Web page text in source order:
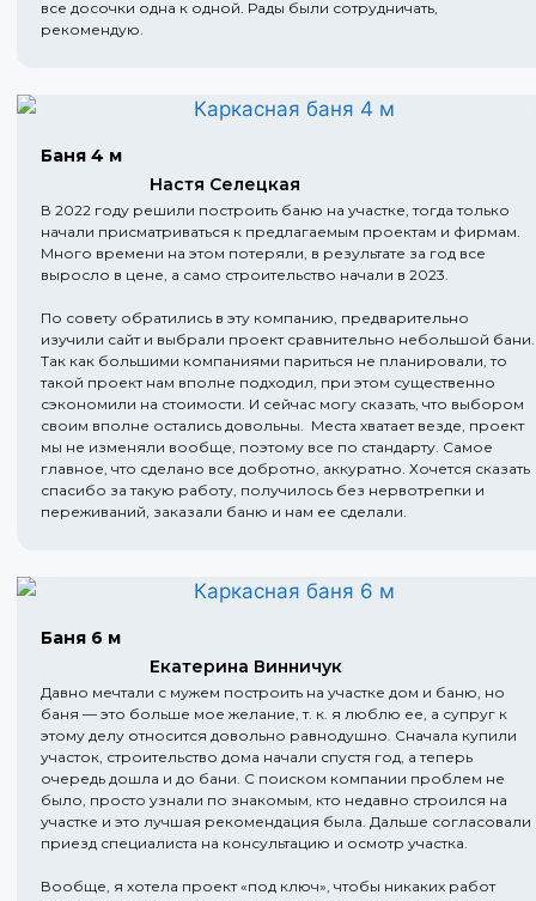
все досочки одна к одной. Рады были сотрудничать,
рекомендую.
Баня 4 м
Настя Селецкая
В 2022 году решили построить баню на участке, тогда только
начали присматриваться к предлагаемым проектам и фирмам.
Много времени на этом потеряли, в результате за год все
выросло в цене, а само строительство начали в 2023.
По совету обратились в эту компанию, предварительно
изучили сайт и выбрали проект сравнительно небольшой бани.
Так как большими компаниями париться не планировали, то
такой проект нам вполне подходил, при этом существенно
сэкономили на стоимости. И сейчас могу сказать, что выбором
своим вполне остались довольны. Места хватает везде, проект
мы не изменяли вообще, поэтому все по стандарту. Самое
главное, что сделано все добротно, аккуратно. Хочется сказать
спасибо за такую работу, получилось без нервотрепки и
переживаний, заказали баню и нам ее сделали.
Баня 6 м
Екатерина Винничук
Давно мечтали с мужем построить на участке дом и баню, но
баня — это больше мое желание, т. к. я люблю ее, а супруг к
этому делу относится довольно равнодушно. Сначала купили
участок, строительство дома начали спустя год, а теперь
очередь дошла и до бани. С поиском компании проблем не
было, просто узнали по знакомым, кто недавно строился на
участке и это лучшая рекомендация была. Дальше согласовали
приезд специалиста на консультацию и осмотр участка.
Вообще, я хотела проект «под ключ», чтобы никаких работ